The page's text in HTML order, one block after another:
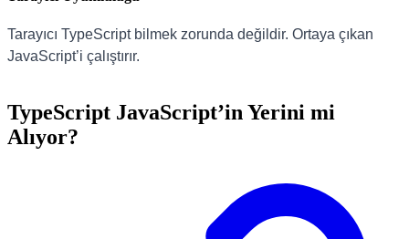
Tarayıcı TypeScript bilmek zorunda değildir. Ortaya çıkan
JavaScript’i çalıştırır.
TypeScript JavaScript’in Yerini mi
Alıyor?